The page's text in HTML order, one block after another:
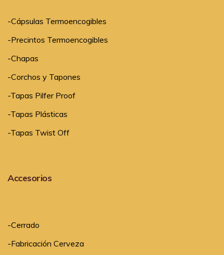
-Cápsulas Termoencogibles
-Precintos Termoencogibles
-Chapas
-Corchos y Tapones
-Tapas Pilfer Proof
-Tapas Plásticas
-Tapas Twist Off
Accesorios
-Cerrado
-Fabricación Cerveza